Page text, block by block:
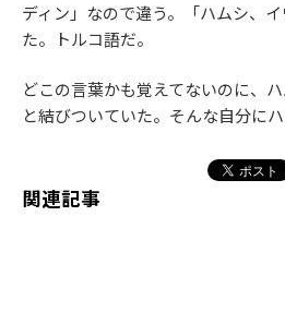
ディン」なので違う。「ハムシ、
た。トルコ語だ。
どこの言葉かも覚えてないのに、
と結びついていた。そんな自分にハ
関連記事